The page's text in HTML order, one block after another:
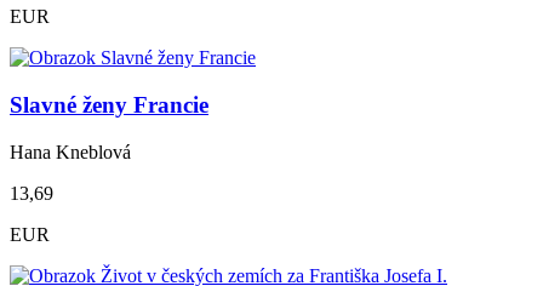
EUR
Slavné ženy Francie
Hana Kneblová
13,69
EUR